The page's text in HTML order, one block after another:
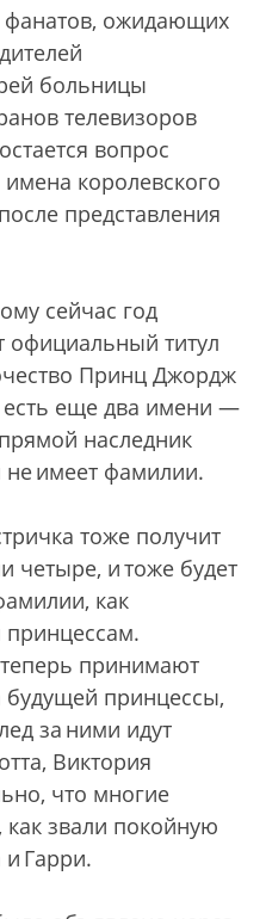
ожидающих
больницы
телевизоров
вопрос
королевского
представления
сейчас год
официальный титул
Принц Джордж
есть еще два имени —
наследник
имеет фамилии.
тоже получит
четыре, и тоже будет
как
принимают
будущей принцессы,
за ними идут
Виктория
что многие
звали покойную
Гарри.